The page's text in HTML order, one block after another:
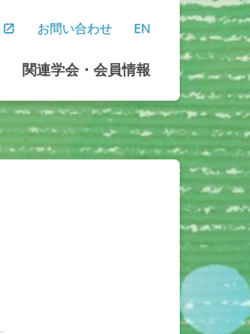
お問い合わせ EN
関連学会 ・会員情報